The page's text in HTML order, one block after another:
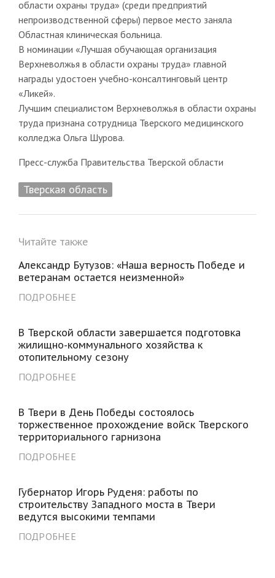
области охраны труда» (среди предприятий
непроизводственной сферы) первое место заняла
Областная клиническая больница.
В номинации «Лучшая обучающая организация
Верхневолжья в области охраны труда» главной
награды удостоен учебно-консалтинговый центр
«Ликей».
Лучшим специалистом Верхневолжья в области охраны
труда признана сотрудница Тверского медицинского
колледжа Ольга Шурова.
Пресс-служба Правительства Тверской области
Тверская область
Читайте также
Александр Бутузов: «Наша верность Победе и
ветеранам остается неизменной»
ПОДРОБНЕЕ
В Тверской области завершается подготовка
жилищно-коммунального хозяйства к
отопительному сезону
ПОДРОБНЕЕ
В Твери в День Победы состоялось
торжественное прохождение войск Тверского
территориального гарнизона
ПОДРОБНЕЕ
Губернатор Игорь Руденя: работы по
строительству Западного моста в Твери
ведутся высокими темпами
ПОДРОБНЕЕ